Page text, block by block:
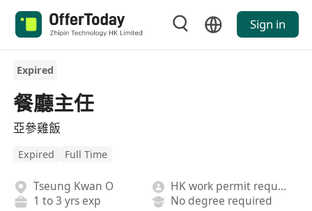
Sign in
Expired
餐廳主任
亞參雞飯
Expired Full Time
Tseung Kwan O
HK work permit required
1 to 3 yrs exp
No degree required